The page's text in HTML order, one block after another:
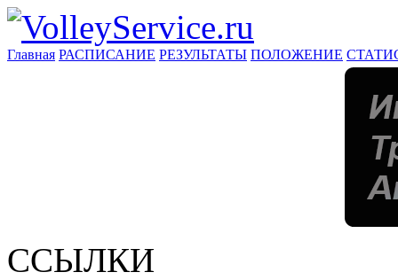
Главная РАСПИСАНИЕ РЕЗУЛЬТАТЫ ПОЛОЖЕНИЕ
ССЫЛКИ